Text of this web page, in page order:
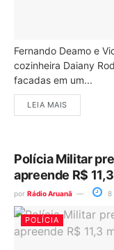
Fernando Deamo e
cozinheira Daiany
facadas em um...
LEIA MAIS
Polícia Militar
apreende R$
por Rádio Aruanã 8
POLÍCIA